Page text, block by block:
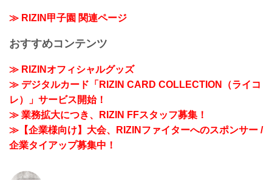
≫ RIZIN甲子園 関連ページ
おすすめコンテンツ
≫ RIZINオフィシャルグッズ
≫ デジタルカード「RIZIN CARD COLLECTION（ライコ
レ）」サービス開始！
≫ 業務拡大につき、RIZIN FFスタッフ募集！
≫【企業様向け】大会、RIZINファイターへのスポンサー /
企業タイアップ募集中！